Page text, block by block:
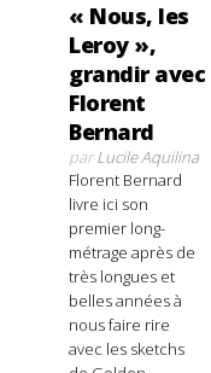
« Nous, les
Leroy »,
grandir avec
Florent
Bernard
parLucile Aquilina
Florent Bernard
livre ici son
premier long-
métrage après de
très longues et
belles années à
nous faire rire
avec les sketchs